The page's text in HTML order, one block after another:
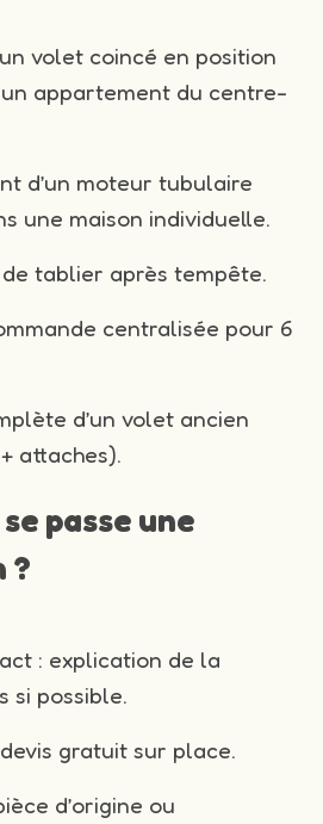
volet coincé en position
appartement du centre-
d’un moteur tubulaire
une maison individuelle.
tablier après tempête.
centralisée pour 6
d’un volet ancien
attaches).
passe une
?
: explication de la
si possible.
gratuit sur place.
d’origine ou